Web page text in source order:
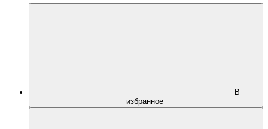
В
избранное